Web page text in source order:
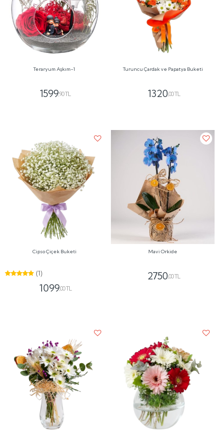
Teraryum Aşkım-1
1599,90 TL
Turuncu Çardak ve Papatya Buketi
1320,00 TL
Cipso Çiçek Buketi
(1)
1099,00 TL
Mavi Orkide
2750,00 TL